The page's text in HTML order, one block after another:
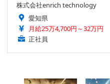
株式会社enrich technology
愛知県
月給25万4,700円～32万円
正社員